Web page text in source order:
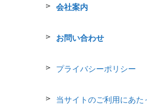
会社案内
お問い合わせ
プライバシーポリシー
当サイトのご利用にあた